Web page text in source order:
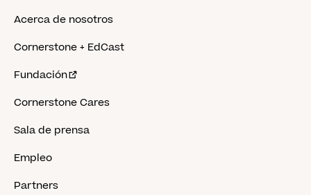
Acerca de nosotros
Cornerstone + EdCast
Fundación
Cornerstone Cares
Sala de prensa
Empleo
Partners